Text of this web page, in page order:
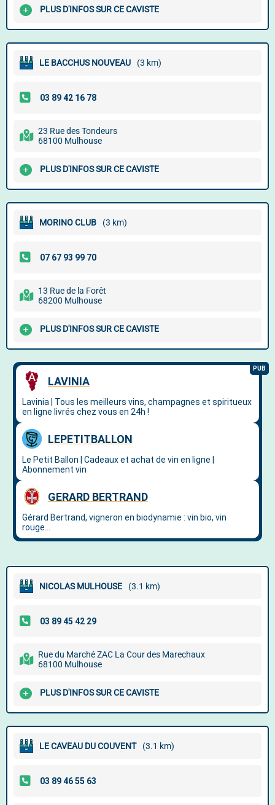
PLUS D'INFOS SUR CE CAVISTE
LE BACCHUS NOUVEAU (3 km)
23 Rue des Tondeurs
68100 Mulhouse
PLUS D'INFOS SUR CE CAVISTE
MORINO CLUB (3 km)
13 Rue de la Forêt
68200 Mulhouse
PLUS D'INFOS SUR CE CAVISTE
NICOLAS MULHOUSE (3.1 km)
Rue du Marché ZAC La Cour des Marechaux
68100 Mulhouse
PLUS D'INFOS SUR CE CAVISTE
LE CAVEAU DU COUVENT (3.1 km)